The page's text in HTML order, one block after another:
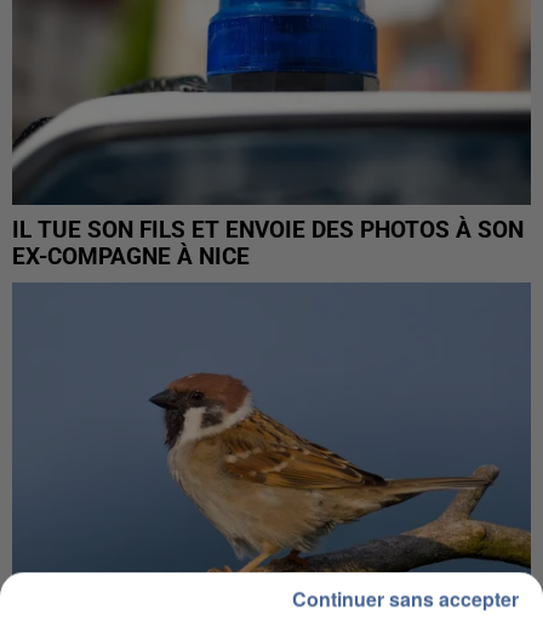
IL TUE SON FILS ET ENVOIE DES PHOTOS À SON
EX-COMPAGNE À NICE
Continuer sans accepter